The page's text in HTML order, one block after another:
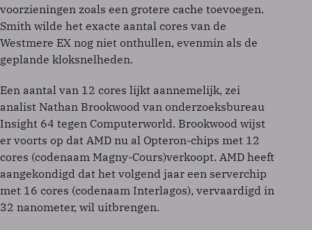
voorzieningen zoals een grotere cache toevoegen.
Smith wilde het exacte aantal cores van de
Westmere EX nog niet onthullen, evenmin als de
geplande kloksnelheden.
Een aantal van 12 cores lijkt aannemelijk, zei
analist Nathan Brookwood van onderzoeksbureau
Insight 64 tegen Computerworld. Brookwood wijst
er voorts op dat AMD nu al Opteron-chips met 12
cores (codenaam Magny-Cours)verkoopt. AMD heeft
aangekondigd dat het volgend jaar een serverchip
met 16 cores (codenaam Interlagos), vervaardigd in
32 nanometer, wil uitbrengen.